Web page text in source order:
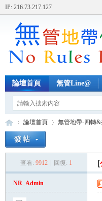
IP: 216.73.217.127
論壇首頁 無管Line@
論壇首頁 無管地帶-四轉
查看: 9912 回復: 1 [
NR_Admin